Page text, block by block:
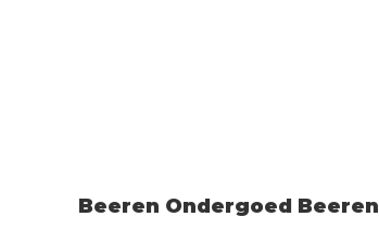
Beeren Ondergoed